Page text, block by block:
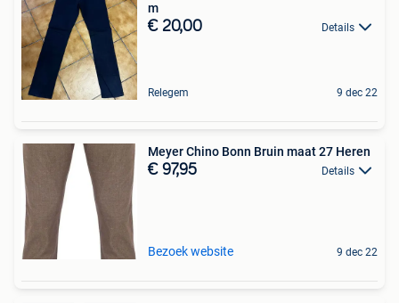
m
€ 20,00 Details
Relegem 9 dec 22
Meyer Chino Bonn Bruin maat 27 Heren
€ 97,95 Details
Bezoek website 9 dec 22